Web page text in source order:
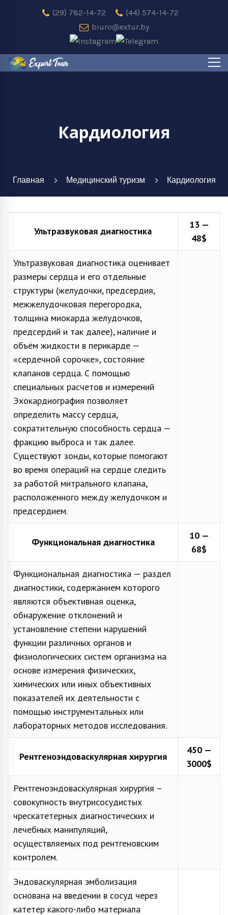
(29) 782-14-72
(44) 574-14-72
biuro@extur.by
Кардиология
Главная Медицинский туризм Кардиология
Ультразвуковая диагностика
13 —
48$
Ультразвуковая диагностика оценивает
размеры сердца и его отдельные
структуры (желудочки, предсердия,
межжелудочковая перегородка,
толщина миокарда желудочков,
предсердий и так далее), наличие и
объём жидкости в перикарде —
«сердечной сорочке», состояние
клапанов сердца. С помощью
специальных расчетов и измерений
Эхокардиография позволяет
определить массу сердца,
сократительную способность сердца —
фракцию выброса и так далее.
Существуют зонды, которые помогают
во время операций на сердце следить
за работой митрального клапана,
расположенного между желудочком и
предсердием.
Функциональная диагностика
10 —
68$
Функциональная диагностика — раздел
диагностики, содержанием которого
являются объективная оценка,
обнаружение отклонений и
установление степени нарушений
функции различных органов и
физиологических систем организма на
основе измерения физических,
химических или иных объективных
показателей их деятельности с
помощью инструментальных или
лабораторных методов исследования.
Рентгеноэндоваскулярная хирургия
450 —
3000$
Рентгеноэндоваскулярная хирургия –
совокупность внутрисосудистых
чрескатетерных диагностических и
лечебных манипуляций,
осуществляемых под рентгеновским
контролем.
Эндоваскулярная эмболизация
основана на введении в сосуд через
катетер какого-либо материала